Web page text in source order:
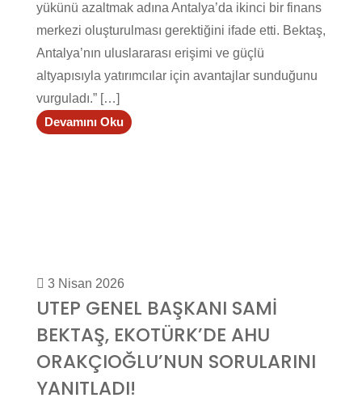
yükünü azaltmak adına Antalya’da ikinci bir finans
merkezi oluşturulması gerektiğini ifade etti. Bektaş,
Antalya’nın uluslararası erişimi ve güçlü
altyapısıyla yatırımcılar için avantajlar sunduğunu
vurguladı.” […]
Devamını Oku
3 Nisan 2026
UTEP GENEL BAŞKANI SAMİ
BEKTAŞ, EKOTÜRK’DE AHU
ORAKÇIOĞLU’NUN SORULARINI
YANITLADI!